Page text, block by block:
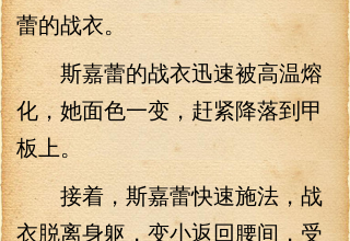
蕾的战衣。
斯嘉蕾的战衣迅速被高温熔
化，她面色一变，赶紧降落到甲
板上。
接着，斯嘉蕾快速施法，战
衣脱离身躯，变小返回腰间，受